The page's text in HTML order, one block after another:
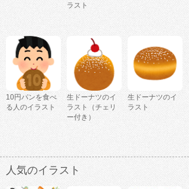
ラスト
10円パンを食べ
る人のイラスト
生ドーナツのイ
ラスト（チェリ
ー付き）
生ドーナツのイ
ラスト
人気のイラスト